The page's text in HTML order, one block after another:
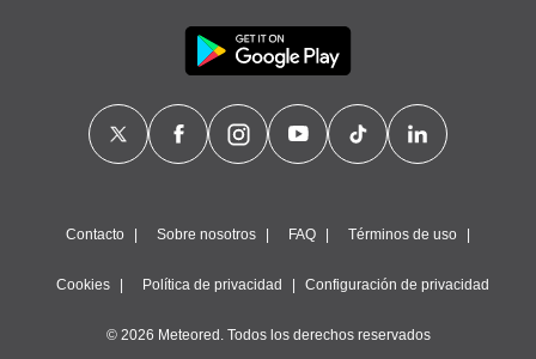
Contacto Sobre nosotros FAQ Términos de uso
Cookies Política de privacidad Configuración de privacidad
© 2026 Meteored. Todos los derechos reservados